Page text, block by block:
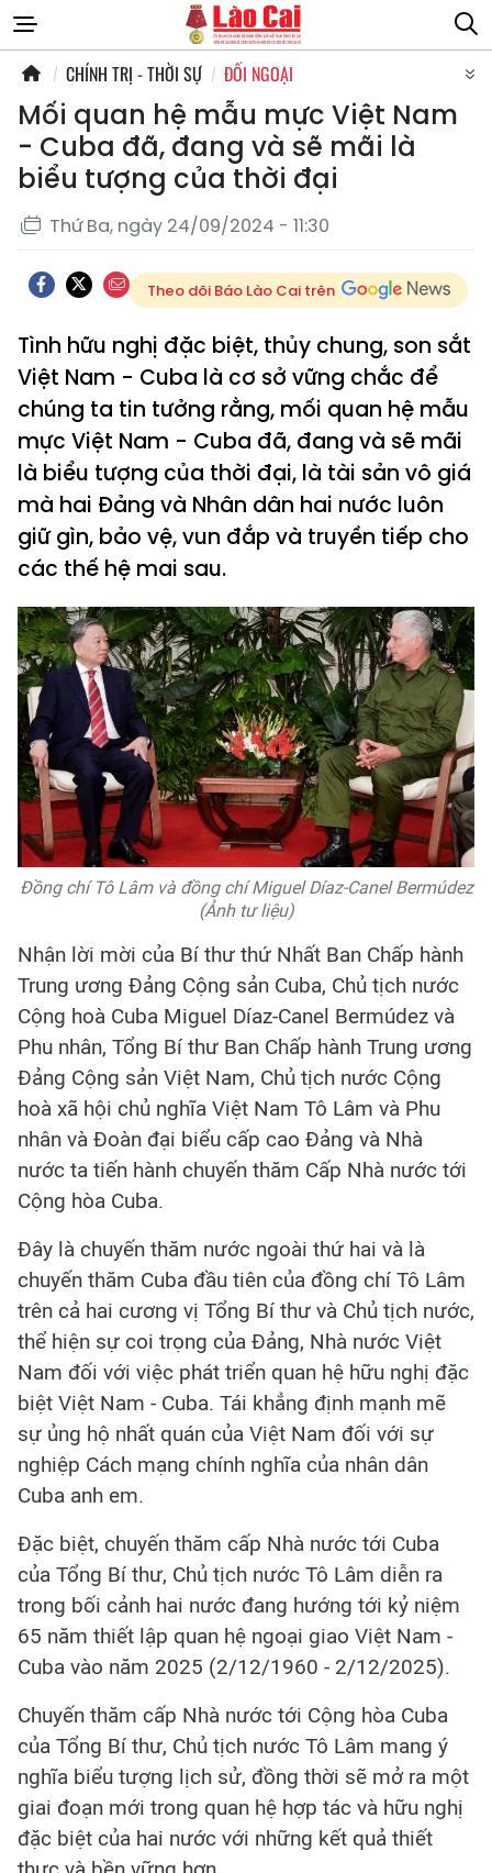
CHÍNH TRỊ - THỜI SỰ ĐỐI NGOẠI
Mối quan hệ mẫu mực Việt Nam
- Cuba đã, đang và sẽ mãi là
biểu tượng của thời đại
Thứ Ba, ngày 24/09/2024 - 11:30
Theo dõi Báo Lào Cai trên
Tình hữu nghị đặc biệt, thủy chung, son sắt
Việt Nam - Cuba là cơ sở vững chắc để
chúng ta tin tưởng rằng, mối quan hệ mẫu
mực Việt Nam - Cuba đã, đang và sẽ mãi
là biểu tượng của thời đại, là tài sản vô giá
mà hai Đảng và Nhân dân hai nước luôn
giữ gìn, bảo vệ, vun đắp và truyền tiếp cho
các thế hệ mai sau.
Đồng chí Tô Lâm và đồng chí Miguel Díaz-Canel Bermúdez
(Ảnh tư liệu)
Nhận lời mời của Bí thư thứ Nhất Ban Chấp hành
Trung ương Đảng Cộng sản Cuba, Chủ tịch nước
Cộng hoà Cuba Miguel Díaz-Canel Bermúdez và
Phu nhân, Tổng Bí thư Ban Chấp hành Trung ương
Đảng Cộng sản Việt Nam, Chủ tịch nước Cộng
hoà xã hội chủ nghĩa Việt Nam Tô Lâm và Phu
nhân và Đoàn đại biểu cấp cao Đảng và Nhà
nước ta tiến hành chuyến thăm Cấp Nhà nước tới
Cộng hòa Cuba.
Đây là chuyến thăm nước ngoài thứ hai và là
chuyến thăm Cuba đầu tiên của đồng chí Tô Lâm
trên cả hai cương vị Tổng Bí thư và Chủ tịch nước,
thể hiện sự coi trọng của Đảng, Nhà nước Việt
Nam đối với việc phát triển quan hệ hữu nghị đặc
biệt Việt Nam - Cuba. Tái khẳng định mạnh mẽ
sự ủng hộ nhất quán của Việt Nam đối với sự
nghiệp Cách mạng chính nghĩa của nhân dân
Cuba anh em.
Đặc biệt, chuyến thăm cấp Nhà nước tới Cuba
của Tổng Bí thư, Chủ tịch nước Tô Lâm diễn ra
trong bối cảnh hai nước đang hướng tới kỷ niệm
65 năm thiết lập quan hệ ngoại giao Việt Nam -
Cuba vào năm 2025 (2/12/1960 - 2/12/2025).
Chuyến thăm cấp Nhà nước tới Cộng hòa Cuba
của Tổng Bí thư, Chủ tịch nước Tô Lâm mang ý
nghĩa biểu tượng lịch sử, đồng thời sẽ mở ra một
giai đoạn mới trong quan hệ hợp tác và hữu nghị
đặc biệt của hai nước với những kết quả thiết